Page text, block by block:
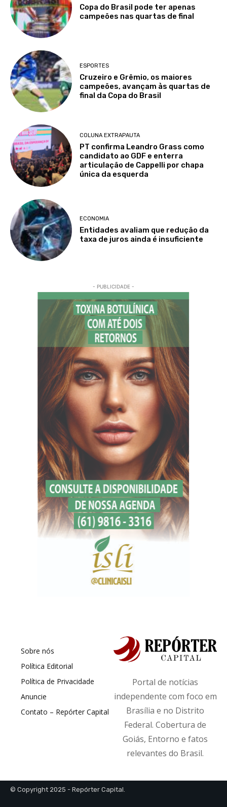
Copa do Brasil pode ter apenas
campeões nas quartas de final
ESPORTES
Cruzeiro e Grêmio, os maiores
campeões, avançam às quartas de
final da Copa do Brasil
COLUNA EXTRAPAUTA
PT confirma Leandro Grass como
candidato ao GDF e enterra
articulação de Cappelli por chapa
única da esquerda
ECONOMIA
Entidades avaliam que redução da
taxa de juros ainda é insuficiente
- PUBLICIDADE -
Sobre nós
Política Editorial
Política de Privacidade
Anuncie
Contato – Repórter Capital
Portal de notícias
independente com foco em
Brasília e no Distrito
Federal. Cobertura de
Goiás, Entorno e fatos
relevantes do Brasil.
© Copyright 2025 - Repórter Capital.